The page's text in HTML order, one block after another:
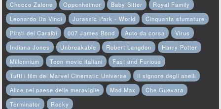
Checco Zalone
Oppenheimer Baby Sitter
Royal Family
Leonardo Da Vinci
Jurassic Park - World
Cinquanta sfumature
Pirati dei Caraibi
007 James Bond Auto da corsa
Virus
Indiana Jones
Unbreakable Robert Langdon
Harry Potter
Millennium
Teen movie italiani
Fast and Furious
Tutti i film del Marvel Cinematic Universe
Il signore degli anelli
Alice nel paese delle meraviglie
Mad Max
Che Guevara
Terminator
Rocky